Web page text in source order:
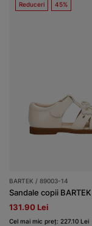
Reduceri 45%
BARTEK / 89003-14
Sandale copii BARTEK
131.90 Lei
Cel mai mic preț: 227.10 Lei